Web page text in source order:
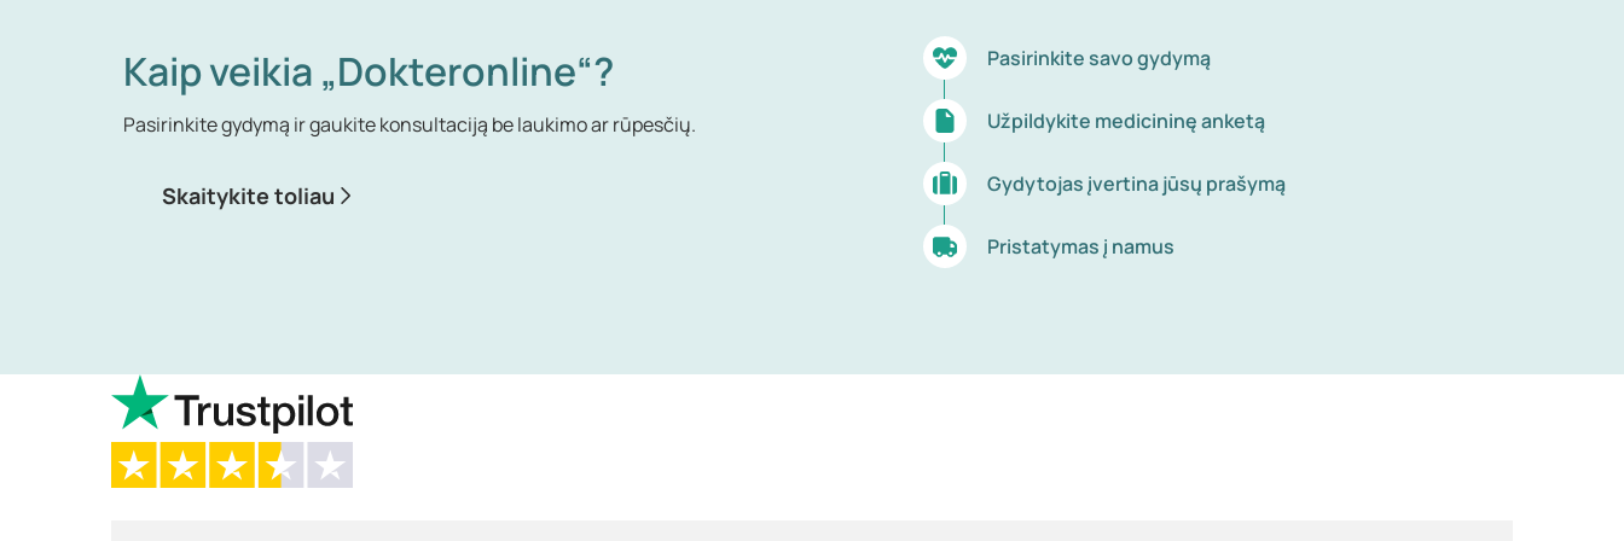
Kaip veikia „Dokteronline“?
Pasirinkite gydymą ir gaukite konsultaciją be laukimo ar rūpesčių.
Skaitykite toliau
Pasirinkite savo gydymą
Užpildykite medicininę anketą
Gydytojas įvertina jūsų prašymą
Pristatymas į namus